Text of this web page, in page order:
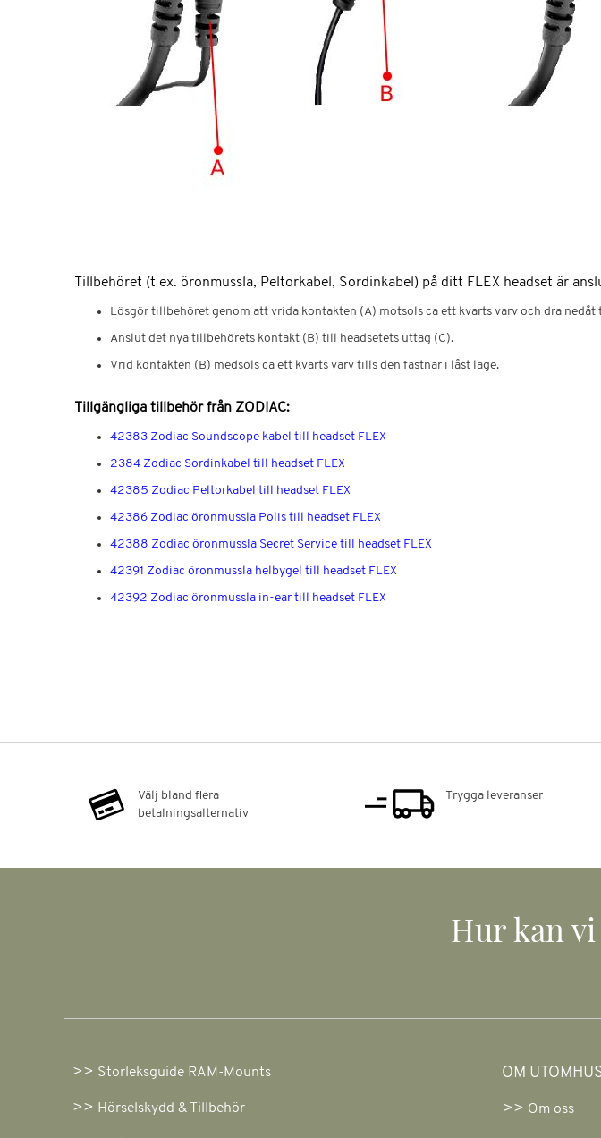
Tillbehöret (t ex. öronmussla, Peltorkabel, Sordinkabel) på ditt FLEX headset är
Lösgör tillbehöret genom att vrida kontakten (A) motsols ca ett kvarts varv och dra nedåt
Anslut det nya tillbehörets kontakt (B) till headsetets uttag (C).
Vrid kontakten (B) medsols ca ett kvarts varv tills den fastnar i låst läge.
Tillgängliga tillbehör från ZODIAC:
42383 Zodiac Soundscope kabel till headset FLEX
2384 Zodiac Sordinkabel till headset FLEX
42385 Zodiac Peltorkabel till headset FLEX
42386 Zodiac öronmussla Polis till headset FLEX
42388 Zodiac öronmussla Secret Service till headset FLEX
42391 Zodiac öronmussla helbygel till headset FLEX
42392 Zodiac öronmussla in-ear till headset FLEX
Välj bland flera
betalningsalternativ
Trygga leveranser
Hur kan
Storleksguide RAM-Mounts
Hörselskydd & Tillbehör
OM
Om oss